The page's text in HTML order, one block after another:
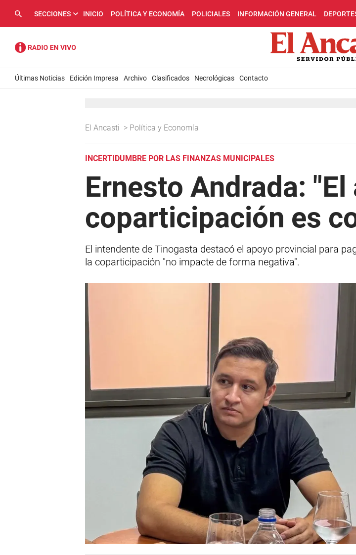
SECCIONES INICIO POLÍTICA Y ECONOMÍA POLICIALES INFORMACIÓN GENERAL
Últimas Noticias Edición Impresa Archivo Clasificados Necrológicas Contacto
El Ancasti > Política y Economía
INCERTIDUMBRE POR LAS FINANZAS MUNICIPALES
Ernesto Andrada:
coparticipación es
El intendente de Tinogasta destacó el apoyo provincial para
la coparticipación "no impacte de forma negativa".